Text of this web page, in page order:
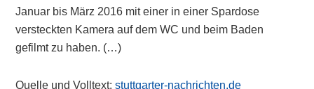
Januar bis März 2016 mit einer in einer Spardose
versteckten Kamera auf dem WC und beim Baden
gefilmt zu haben. (…)
Quelle und Volltext:stuttgarter-nachrichten.de